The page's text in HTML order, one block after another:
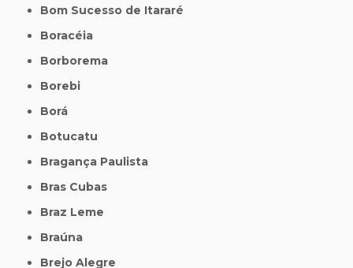
Bom Sucesso de Itararé
Boracéia
Borborema
Borebi
Borá
Botucatu
Bragança Paulista
Bras Cubas
Braz Leme
Braúna
Brejo Alegre